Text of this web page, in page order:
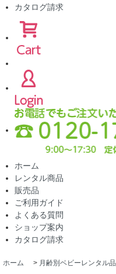
カタログ請求
ホーム
レンタル商品
販売品
ご利用ガイド
よくある質問
ショップ案内
カタログ請求
ホーム > 月齢別ベビーレンタル品